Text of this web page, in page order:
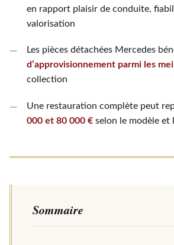
en rapport plaisir de conduite,
valorisation
Les pièces détachées Mercedes
d’approvisionnement parmi les
collection
Une restauration complète peut
000 et 80 000 €selon le modèle et
Sommaire